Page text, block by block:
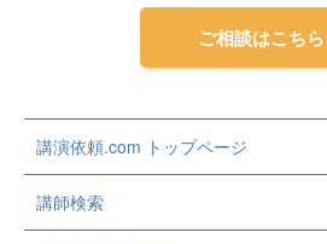
ご相談はこちら
講演依頼.com トップページ
講師検索